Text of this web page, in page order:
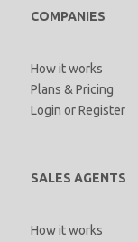
COMPANIES
How it works
Plans & Pricing
Login orRegister
SALES AGENTS
How it works